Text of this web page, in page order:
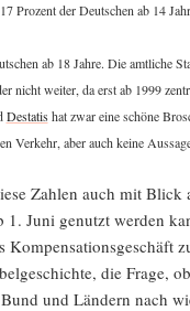
Pro­zent der Deut­schen ab 14
ab 18 Jah­re. Die amt­li­che
nicht wei­ter, da erst ab 1999
Desta­tishat zwar eine schö­ne
Ver­kehr, aber auch kei­ne
Zah­len auch mit Blick
1. Juni genutzt wer­den
Kom­pen­sa­ti­ons­ge­schäft
die Fra­ge,
und Län­dern nach